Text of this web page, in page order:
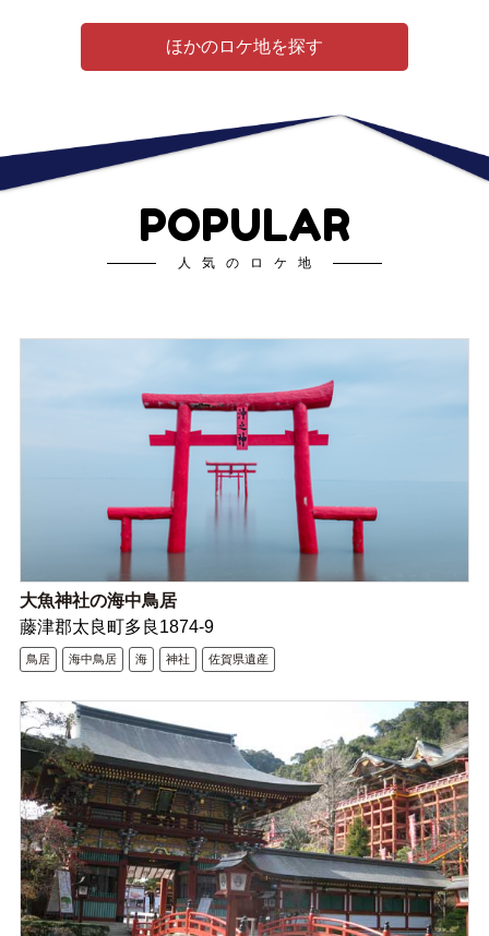
ほかのロケ地を探す
POPULAR
人気のロケ地
大魚神社の海中鳥居
藤津郡太良町多良1874-9
鳥居 海中鳥居 海 神社 佐賀県遺産